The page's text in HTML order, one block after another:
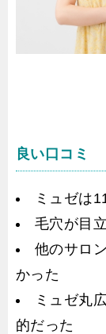
良い口コミ
ミュゼは
毛穴が目
他のサロ
かった
ミュゼ丸
的だった